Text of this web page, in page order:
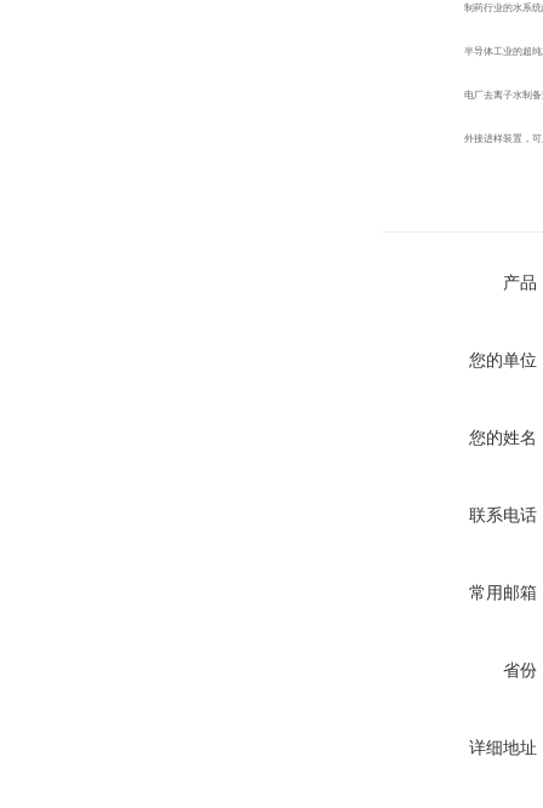
制药行业的水系
半导体工业的超
电厂去离子水制
外接进样装置，
产品
您的单位
您的姓名
联系电话
常用邮箱
省份
详细地址